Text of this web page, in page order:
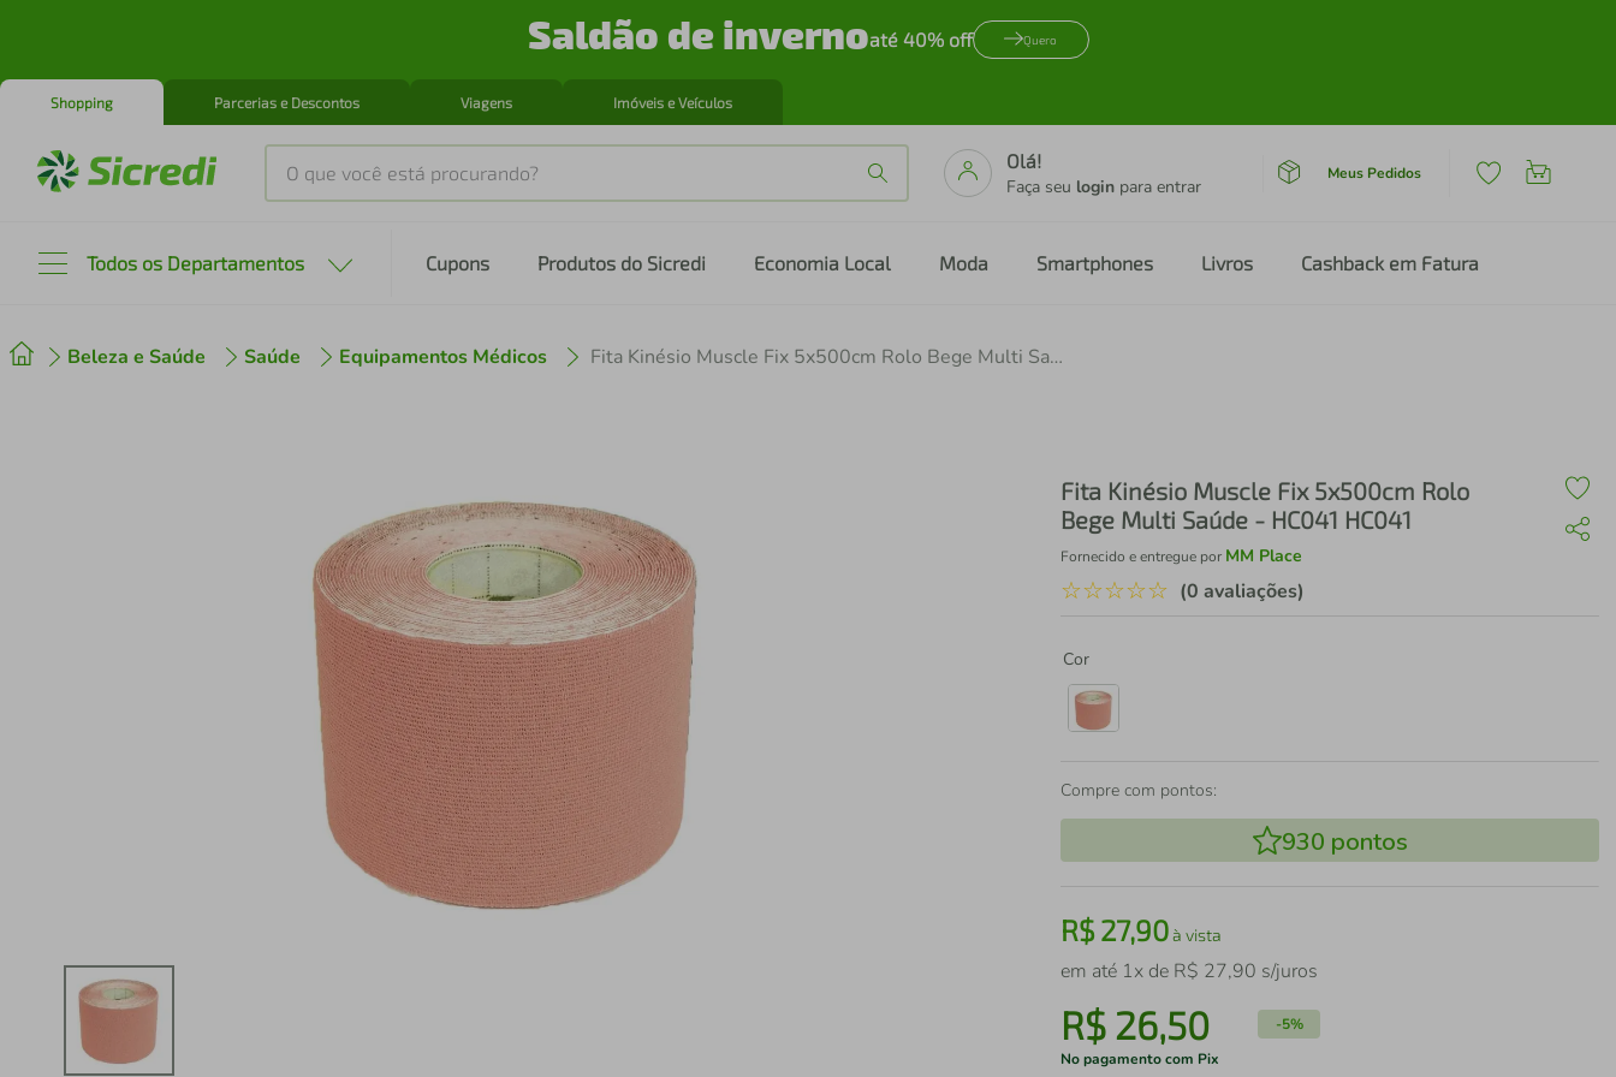
Saldão de invernoaté 40% off Quero
Shopping Parcerias e Descontos Viagens Imóveis e Veículos
O que você está procurando?
Olá!
Faça seu login para entrar
Meus Pedidos
Todos os Departamentos Cupons Produtos do Sicredi Economia Local Moda Smartphones Livros Cashback em Fatura
Beleza e Saúde Saúde Equipamentos Médicos Fita Kinésio Muscle Fix 5x500cm Rolo Bege Multi Saúde - HC041 HC041
Fita Kinésio Muscle Fix 5x500cm Rolo
Bege Multi Saúde - HC041 HC041
Fornecido e entregue por MM Place
☆☆☆☆☆ (0 avaliações)
Cor
Compre com pontos:
930 pontos
R$27,90à vista
em até 1x de R$ 27,90 s/juros
R$ 26,50 -5%
No pagamento com Pix
2º cafeteira
iphone